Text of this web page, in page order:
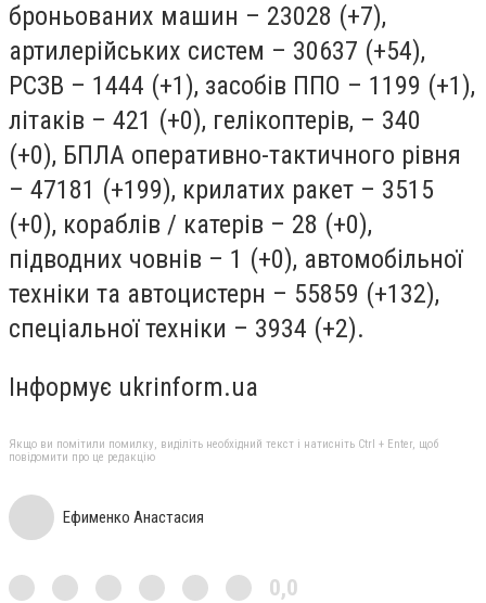
броньованих машин – 23028 (+7),
артилерійських систем – 30637 (+54),
РСЗВ – 1444 (+1), засобів ППО – 1199 (+1),
літаків – 421 (+0), гелікоптерів, – 340
(+0), БПЛА оперативно-тактичного рівня
– 47181 (+199), крилатих ракет – 3515
(+0), кораблів / катерів – 28 (+0),
підводних човнів – 1 (+0), автомобільної
техніки та автоцистерн – 55859 (+132),
спеціальної техніки – 3934 (+2).
Інформує ukrinform.ua
Якщо ви помітили помилку, виділіть необхідний текст і натисніть Ctrl + Enter, щоб
повідомити про це редакцію
Ефименко Анастасия
0,0